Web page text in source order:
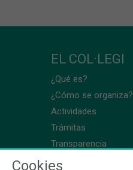
EL COL·LEGI
¿Qué es?
¿Cómo se organiza?
Actividades
Trámitas
Transparencia
Cookies